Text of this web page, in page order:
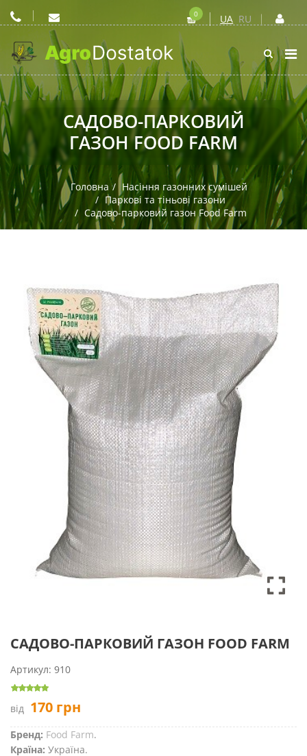
UA RU
0
САДОВО-ПАРКОВИЙ
ГАЗОН FOOD FARM
Головна
Насіння газонних сумішей
Паркові та тіньові газони
Садово-парковий газон Food Farm
САДОВО-ПАРКОВИЙ ГАЗОН FOOD FARM
Артикул: 910
від 170 грн
Бренд: Food Farm.
Країна: Україна.